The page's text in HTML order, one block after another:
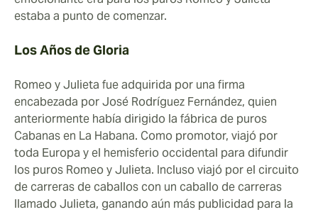
estaba a punto de comenzar.
Los Años de Gloria
Romeo y Julieta fue adquirida por una firma
encabezada por José Rodríguez Fernández, quien
anteriormente había dirigido la fábrica de puros
Cabanas en La Habana. Como promotor, viajó por
toda Europa y el hemisferio occidental para difundir
los puros Romeo y Julieta. Incluso viajó por el circuito
de carreras de caballos con un caballo de carreras
llamado Julieta, ganando aún más publicidad para la